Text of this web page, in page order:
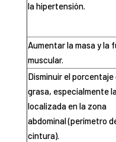
la hipertensión.
Aumentar la masa y la
muscular.
Disminuir el porcentaje
grasa, especialmente
localizada en la zona
abdominal (perímetro
cintura).